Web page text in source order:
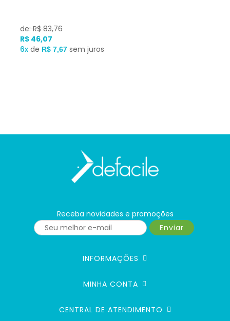
de: R$ 83,76
R$ 46,07
6x de R$ 7,67 sem juros
Receba novidades e promoções
Enviar
INFORMAÇÕES
MINHA CONTA
CENTRAL DE ATENDIMENTO